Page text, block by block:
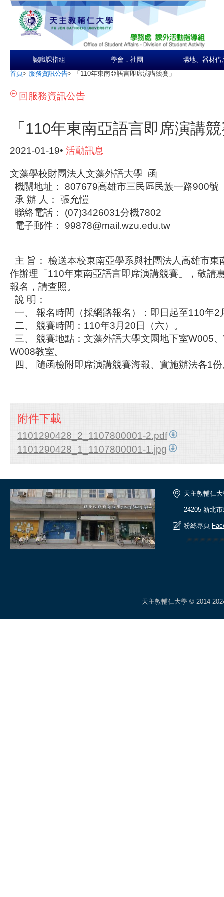
認識課指組 學會．社團 場地、器材借
首頁> 服務資訊公告> 「110年東南亞語言即席演講競賽」
回服務資訊公告
「110年東南亞語言即席演講
2021-01-19• 活動訊息
文藻學校財團法人文藻外語大學 函
機關地址： 807679高雄市三民區民族一路900號
承 辦 人： 張允愷
聯絡電話： (07)3426031分機7802
電子郵件： 99878@mail.wzu.edu.tw
主 旨： 檢送本校東南亞學系與社團法人高雄市東
作辦理「110年東南亞語言即席演講競賽」，敬請
報名，請查照。
說 明：
一、 報名時間（採網路報名）：即日起至110年
二、 競賽時間：110年3月20日（六）。
三、 競賽地點：文藻外語大學文園地下室W005
W008教室。
四、 隨函檢附即席演講競賽海報、實施辦法各1
附件下載
1101290428_2_1107800001-2.pdf
1101290428_1_1107800001-1.jpg
天主教輔仁
24205 新北
粉絲專頁
天主教輔仁大學 © 2014-